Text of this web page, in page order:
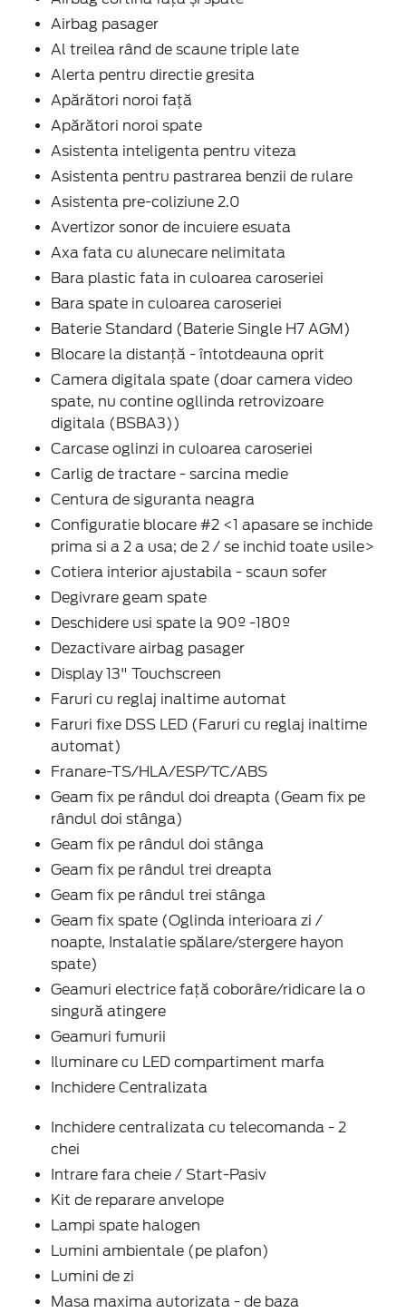
Airbag pasager
Al treilea rând de scaune triple late
Alerta pentru directie gresita
Apărători noroi față
Apărători noroi spate
Asistenta inteligenta pentru viteza
Asistenta pentru pastrarea benzii de rulare
Asistenta pre-coliziune 2.0
Avertizor sonor de incuiere esuata
Axa fata cu alunecare nelimitata
Bara plastic fata in culoarea caroseriei
Bara spate in culoarea caroseriei
Baterie Standard (Baterie Single H7 AGM)
Blocare la distanță - întotdeauna oprit
Camera digitala spate (doar camera video
spate, nu contine ogllinda retrovizoare
digitala (BSBA3))
Carcase oglinzi in culoarea caroseriei
Carlig de tractare - sarcina medie
Centura de siguranta neagra
Configuratie blocare #2 <1 apasare se inchide
prima si a 2 a usa; de 2 / se inchid toate usile>
Cotiera interior ajustabila - scaun sofer
Degivrare geam spate
Deschidere usi spate la 90º -180º
Dezactivare airbag pasager
Display 13" Touchscreen
Faruri cu reglaj inaltime automat
Faruri fixe DSS LED (Faruri cu reglaj inaltime
automat)
Franare-TS/HLA/ESP/TC/ABS
Geam fix pe rândul doi dreapta (Geam fix pe
rândul doi stânga)
Geam fix pe rândul doi stânga
Geam fix pe rândul trei dreapta
Geam fix pe rândul trei stânga
Geam fix spate (Oglinda interioara zi /
noapte, Instalatie spălare/stergere hayon
spate)
Geamuri electrice față coborâre/ridicare la o
singură atingere
Geamuri fumurii
Iluminare cu LED compartiment marfa
Inchidere Centralizata
Inchidere centralizata cu telecomanda - 2
chei
Intrare fara cheie / Start-Pasiv
Kit de reparare anvelope
Lampi spate halogen
Lumini ambientale (pe plafon)
Lumini de zi
Masa maxima autorizata - de baza